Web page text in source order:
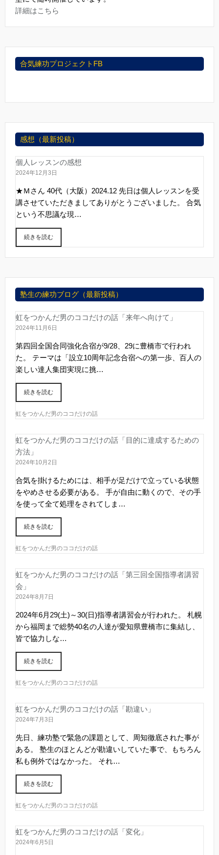
詳細はこちら
合気練功プロジェクトFB
感想（最新投稿）
個人レッスンの感想
2024年12月3日
★Ｍさん 40代（大阪）2024.12 先日は個人レッスンを受
講させていただきましてありがとうございました。 合気
という不思議な現…
続きを読む
塾生の練功ブログ（最新投稿）
虹をつかんだ男のココだけの話「来年へ向けて」
2024年11月6日
第四回全国合同強化合宿が9/28、29に豊橋市で行われ
た。 テーマは「設立10周年記念合宿への第一歩、百人の
楽しい達人集団実現に挑…
続きを読む
虹をつかんだ男のココだけの話
虹をつかんだ男のココだけの話「目的に達成するための
方法」
2024年10月2日
合気を掛けるためには、相手が足だけで立っている状態
をやめさせる必要がある。 手が自由に動くので、その手
を使って全て処理をされてしま…
続きを読む
虹をつかんだ男のココだけの話
虹をつかんだ男のココだけの話「第三回全国指導者講習
会」
2024年8月7日
2024年6月29(土)～30(日)指導者講習会が行われた。 札幌
から福岡まで総勢40名の人達が愛知県豊橋市に集結し、
皆で協力しな…
続きを読む
虹をつかんだ男のココだけの話
虹をつかんだ男のココだけの話「勘違い」
2024年7月3日
先日、練功塾で緊急の課題として、周知徹底された事が
ある。 塾生のほとんどが勘違いしていた事で、もちろん
私も例外ではなかった。 それ…
続きを読む
虹をつかんだ男のココだけの話
虹をつかんだ男のココだけの話「変化」
2024年6月5日